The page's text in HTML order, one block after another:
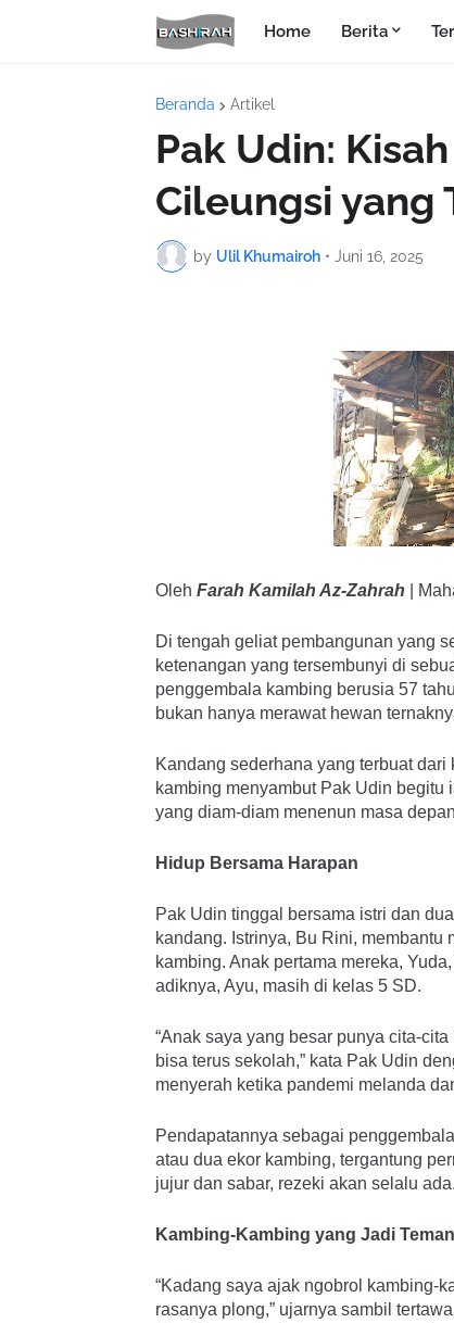
Home Berita
Beranda Artikel
Pak Udin:
Cileungsi yang
by Ulil Khumairoh • Juni 16, 2025
Oleh Farah Kamilah Az-Zahrah |
Di tengah geliat pembangunan yang
ketenangan yang tersembunyi di
penggembala kambing berusia 57
bukan hanya merawat hewan
Kandang sederhana yang terbuat
kambing menyambut Pak Udin
yang diam-diam menenun masa
Hidup Bersama Harapan
Pak Udin tinggal bersama istri dan
kandang. Istrinya, Bu Rini,
kambing. Anak pertama mereka,
adiknya, Ayu, masih di kelas 5 SD.
“Anak saya yang besar punya cita-
bisa terus sekolah,” kata Pak Udin
menyerah ketika pandemi melanda
Pendapatannya sebagai
atau dua ekor kambing, tergantung
jujur dan sabar, rezeki akan selalu ada.
Kambing-Kambing yang Jadi
“Kadang saya ajak ngobrol kambing-
rasanya plong,” ujarnya sambil